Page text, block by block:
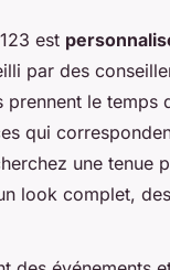
est
par des
le
qui
une tenue
look complet,